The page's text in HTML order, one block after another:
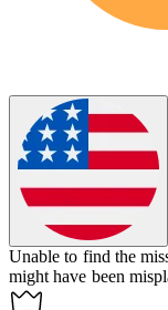
Unable to find the
might have been